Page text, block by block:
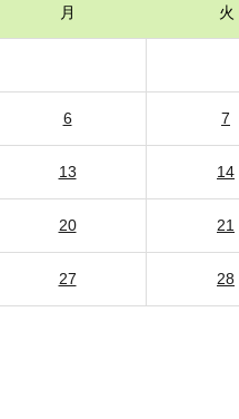
月 火
6 7
13 14
20 21
27 28